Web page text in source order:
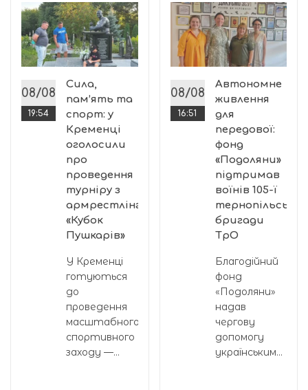
08/08
19:54
Сила,
пам’ять та
спорт: у
Кременці
оголосили
про
проведення
турніру з
армрестлінгу
«Кубок
Пушкарів»
У Кременці
готуються
до
проведення
масштабного
спортивного
заходу —...
08/08
16:51
Автономне
живлення
для
передової:
фонд
«Подоляни»
підтримав
воїнів 105-ї
тернопільської
бригади
ТрО
Благодійний
фонд
«Подоляни»
надав
чергову
допомогу
українським...